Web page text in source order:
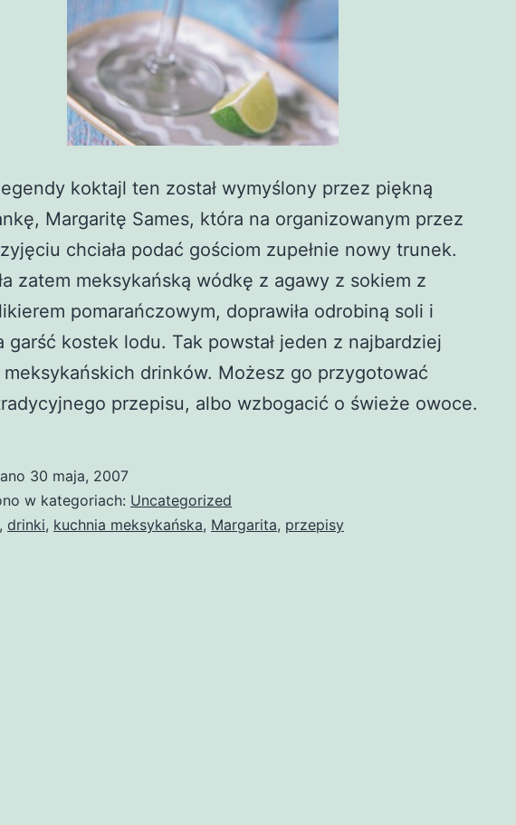
koktajl ten został wymyślony przez piękną
Margaritę Sames, która na organizowanym przez
chciała podać gościom zupełnie nowy trunek.
zatem meksykańską wódkę z agawy z sokiem z
pomarańczowym, doprawiła odrobiną soli i
garść kostek lodu. Tak powstał jeden z najbardziej
drinków. Możesz go przygotować
przepisu, albo wzbogacić o świeże owoce.
30 maja, 2007
w kategoriach: Uncategorized
, drinki, kuchnia meksykańska, Margarita, przepisy